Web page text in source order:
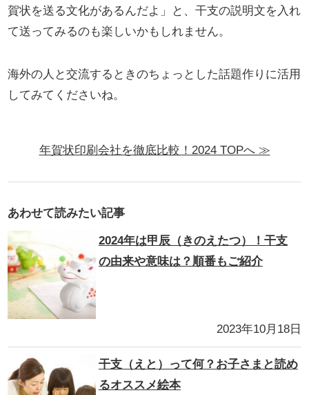
賀状を送る文化があるんだよ」と、干支の説明文を入れ
て送ってみるのも楽しいかもしれません。
海外の人と交流するときのちょっとした話題作りに活用
してみてくださいね。
年賀状印刷会社を徹底比較！2024 TOPへ ≫
あわせて読みたい記事
2024年は甲辰（きのえたつ）！干支
の由来や意味は？順番もご紹介
2023年10月18日
干支（えと）って何？お子さまと読め
るオススメ絵本